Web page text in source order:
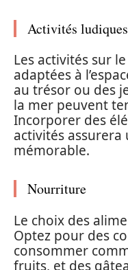
Activités ludiques
Les activités sur
adaptées à
au trésor ou des
la mer peuvent
Incorporer des
activités
mémorable.
Nourriture
Le choix des
Optez pour des
consommer
fruits, et des